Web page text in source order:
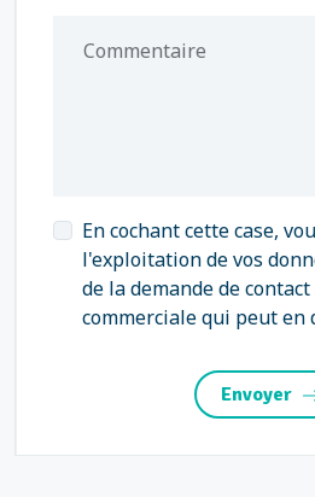
Commentaire
En cochant cette case,
l'exploitation de vos
de la demande de
commerciale qui peut en
Envoyer